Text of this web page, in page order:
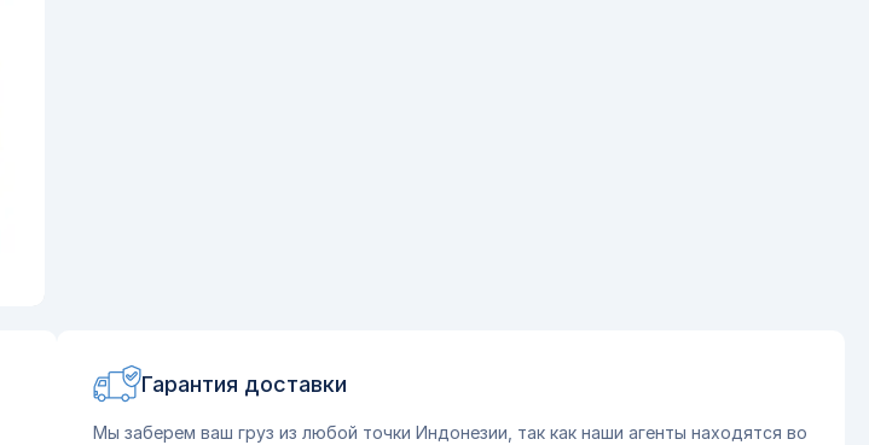
Гарантия доставки
Мы заберем ваш груз из любой точки Индонезии, так как наши агенты находятся во